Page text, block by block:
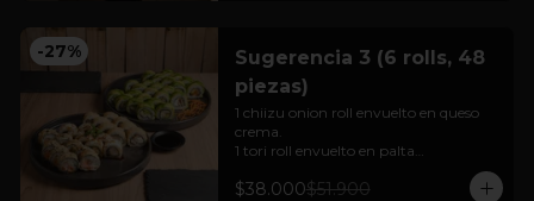
Cortesía: Salsa Soya, jengibre  y
wasabi
(foto referencial)
-27%
Sugerencia 3 (6 rolls, 48
piezas)
1 chiizu onion roll envuelto en queso
crema.
1 tori roll envuelto en palta
1 mushroom cheese roll envuelto en
palta
$38.000$51.900